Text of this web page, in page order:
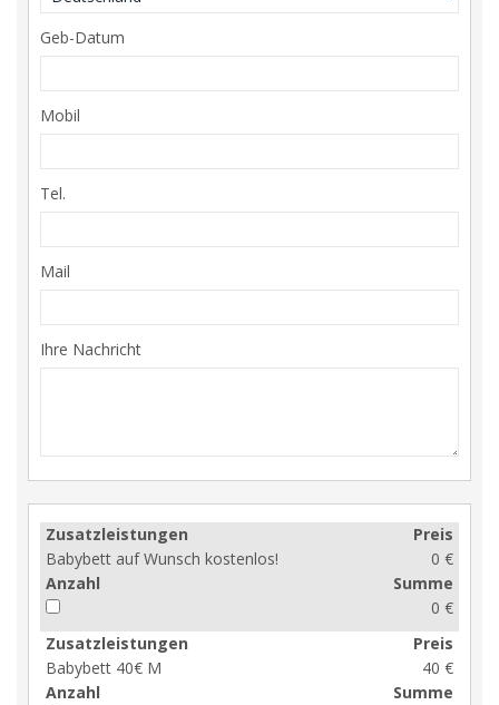
Geb-Datum
Mobil
Tel.
Mail
Ihre Nachricht
Zusatzleistungen
Babybett auf Wunsch kostenlos!
Preis
0 €
Anzahl
Summe
0 €
Zusatzleistungen
Babybett 40€ M
Preis
40 €
Anzahl
Summe